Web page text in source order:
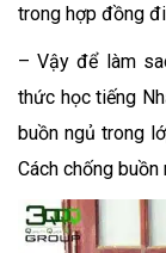
trong hợp đồng
– Vậy để làm
thức học tiếng
buồn ngủ trong
Cách chống